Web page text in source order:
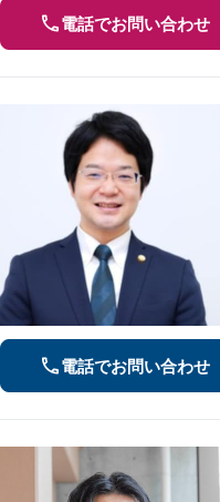
電話でお問い合わせ
電話でお問い合わせ